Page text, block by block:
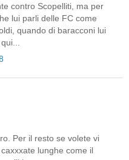
contro Scopelliti, ma per
lui parli delle FC come
quando di baracconi lui
Per il resto se volete vi
lunghe come il